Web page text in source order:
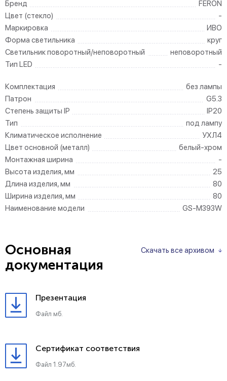
Бренд
FERON
Цвет (стекло)
-
Маркировка
ИВО
Форма светильника
круг
Светильник поворотный/неповоротный
неповоротный
Тип LED
-
Комплектация
без лампы
Патрон
G5.3
Степень защиты IP
IP20
Тип
под лампу
Климатическое исполнение
УХЛ4
Цвет основной (металл)
белый-хром
Монтажная ширина
-
Высота изделия, мм
25
Длина изделия, мм
80
Ширина изделия, мм
80
Наименование модели
GS-M393W
Скачать все архивом
Основная
документация
Презентация
Файл мб.
Сертификат соответствия
Файл 1.97мб.